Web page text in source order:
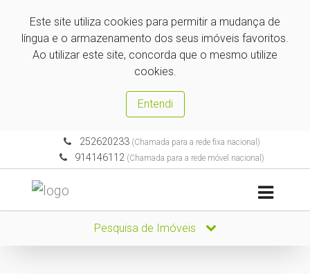
Este site utiliza cookies para permitir a mudança de
língua e o armazenamento dos seus imóveis favoritos.
Ao utilizar este site, concorda que o mesmo utilize
cookies.
Entendi
252620233(Chamada para a rede fixa nacional)
914146112 (Chamada para a rede móvel nacional)
Pesquisa de Imóveis